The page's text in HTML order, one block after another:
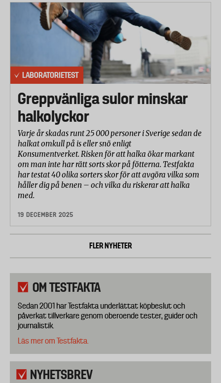
LABORATORIETEST
Greppvänliga sulor minskar
halkolyckor
Varje år skadas runt 25 000 personer i Sverige sedan de
halkat omkull på is eller snö enligt
Konsumentverket. Risken för att halka ökar markant
om man inte har rätt sorts skor på fötterna. Testfakta
har testat 40 olika sorters skor för att avgöra vilka som
håller dig på benen – och vilka du riskerar att halka
med.
19 DECEMBER 2025
FLER NYHETER
OM TESTFAKTA
Sedan 2001 har Testfakta underlättat köpbeslut och
påverkat tillverkare genom oberoende tester, guider och
journalistik.
Läs mer om Testfakta.
NYHETSBREV